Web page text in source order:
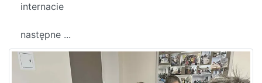
internacie
następne ...